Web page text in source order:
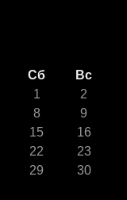
Сб
Вс
1
2
8
9
15
16
22
23
29
30